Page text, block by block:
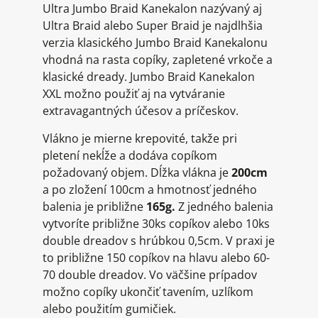
Ultra Jumbo Braid Kanekalon nazývaný aj
Ultra Braid alebo Super Braid je najdlhšia
verzia klasického Jumbo Braid Kanekalonu
vhodná na rasta copíky, zapletené vrkoče a
klasické dready. Jumbo Braid Kanekalon
XXL možno použiť aj na vytváranie
extravagantných účesov a príčeskov.
Vlákno je mierne krepovité, takže pri
pletení nekĺže a dodáva copíkom
požadovaný objem. Dĺžka vlákna je200cm
a po zložení 100cm a hmotnosť jedného
balenia je približne 165g. Z jedného balenia
vytvoríte približne 30ks copíkov alebo 10ks
double dreadov s hrúbkou 0,5cm. V praxi je
to približne 150 copíkov na hlavu alebo 60-
70 double dreadov. Vo väčšine prípadov
možno copíky ukončiť tavením, uzlíkom
alebo použitím gumičiek.